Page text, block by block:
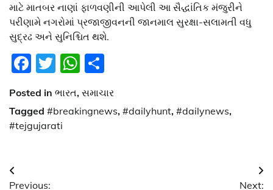
માટે માતબર નાણાં ફાળવણીની આપેલી આ સૈદ્ધાંતિક મંજુરીને
પરીણામે નગરોમાં પ્રજાજીવનની જાનમાલ સુરક્ષા-સલામતી વધુ
સુદ્રઢ અને સુનિશ્ચિત થશે.
Facebook
TwitterWhatsApp
Posted in ભારત, સમાચાર
Tagged #breakingnews, #dailyhunt, #dailynews,
#tejgujarati
Post
Previous:
Next: